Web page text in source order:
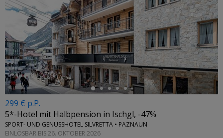
←
299 € p.P.
5*-Hotel mit Halbpension in Ischgl, -47%
SPORT- UND GENUSSHOTEL SILVRETTA • PAZNAUN
EINLÖSBAR BIS 26. OKTOBER 2026